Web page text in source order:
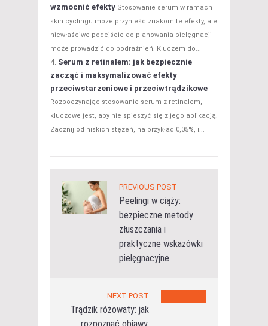
wzmocnić efekty Stosowanie serum w ramach
skin cyclingu może przynieść znakomite efekty, ale
niewłaściwe podejście do planowania pielęgnacji
może prowadzić do podrażnień. Kluczem do...
Serum z retinalem: jak bezpiecznie
zacząć i maksymalizować efekty
przeciwstarzeniowe i przeciwtrądzikowe
Rozpoczynając stosowanie serum z retinalem,
kluczowe jest, aby nie spieszyć się z jego aplikacją.
Zacznij od niskich stężeń, na przykład 0,05%, i...
PREVIOUS POST
Peelingi w ciąży:
bezpieczne metody
złuszczania i
praktyczne wskazówki
pielęgnacyjne
NEXT POST
Trądzik różowaty: jak